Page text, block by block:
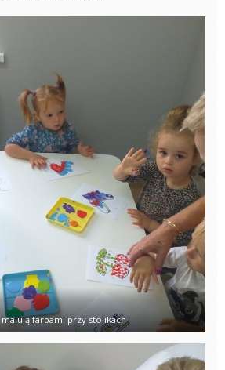
malują farbami przy stolikach